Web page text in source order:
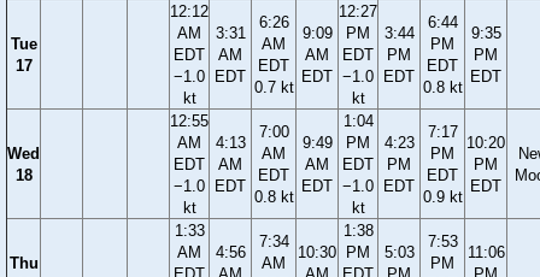
Tue
17
12:12
AM
EDT
−1.0
kt
3:31
AM
EDT
6:26
AM
EDT
0.7 kt
9:09
AM
EDT
12:27
PM
EDT
−1.0
kt
3:44
PM
EDT
6:44
PM
EDT
0.8 kt
9:35
PM
EDT
Wed
18
12:55
AM
EDT
−1.0
kt
4:13
AM
EDT
7:00
AM
EDT
0.8 kt
9:49
AM
EDT
1:04
PM
EDT
−1.0
kt
4:23
PM
EDT
7:17
PM
EDT
0.9 kt
10:20
PM
EDT
Thu
1:33
AM
4:56
7:34
AM
10:30
1:38
PM
5:03
7:53
PM
11:06